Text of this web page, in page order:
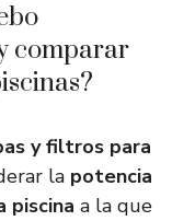
comparar
y filtros para
la potencia
piscina a la que